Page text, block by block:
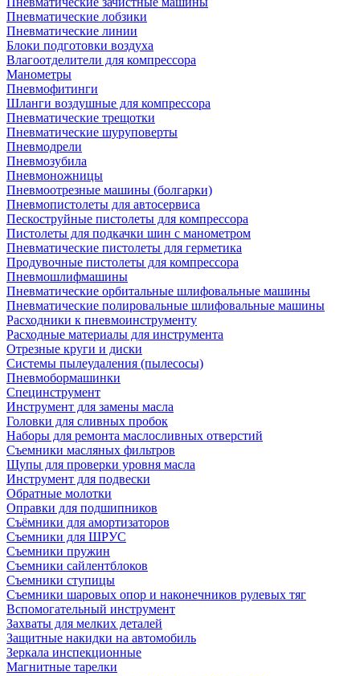
Пневматические лобзики
Пневматические линии
Блоки подготовки воздуха
Влагоотделители для компрессора
Манометры
Пневмофитинги
Шланги воздушные для компрессора
Пневматические трещотки
Пневматические шуруповерты
Пневмодрели
Пневмозубила
Пневмоножницы
Пневмоотрезные машины (болгарки)
Пневмопистолеты для автосервиса
Пескоструйные пистолеты для компрессора
Пистолеты для подкачки шин с манометром
Пневматические пистолеты для герметика
Продувочные пистолеты для компрессора
Пневмошлифмашины
Пневматические орбитальные шлифовальные машины
Пневматические полировальные шлифовальные машины
Расходники к пневмоинструменту
Расходные материалы для инструмента
Отрезные круги и диски
Системы пылеудаления (пылесосы)
Пневмобормашинки
Специнструмент
Инструмент для замены масла
Головки для сливных пробок
Наборы для ремонта маслосливных отверстий
Съемники масляных фильтров
Щупы для проверки уровня масла
Инструмент для подвески
Обратные молотки
Оправки для подшипников
Съёмники для амортизаторов
Съемники для ШРУС
Съемники пружин
Съемники сайлентблоков
Съемники ступицы
Съемники шаровых опор и наконечников рулевых тяг
Вспомогательный инструмент
Захваты для мелких деталей
Защитные накидки на автомобиль
Зеркала инспекционные
Магнитные тарелки